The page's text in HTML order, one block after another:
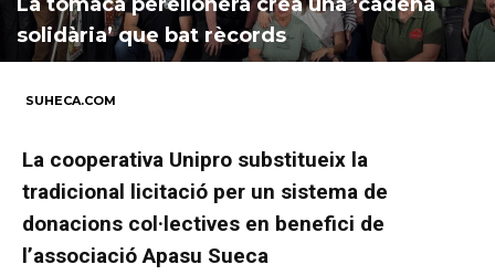
solidària’ que bat rècords
SUHECA.COM
La cooperativa Unipro substitueix la
tradicional licitació per un sistema de
donacions col·lectives en benefici de
l’associació Apasu Sueca